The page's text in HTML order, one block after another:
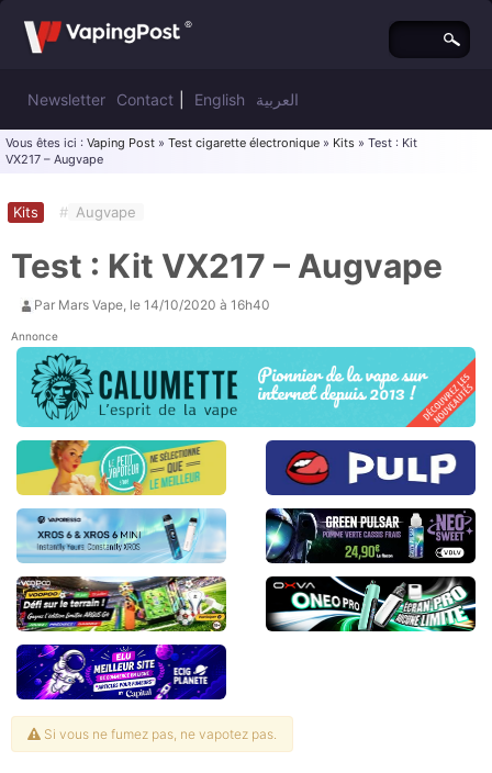
Newsletter Contact English العربية
Vous êtes ici : Vaping Post » Test cigarette électronique » Kits » Test : Kit
VX217 – Augvape
Test : Kit VX217 – Augvape
Kits # Augvape
Par Mars Vape, le 14/10/2020 à 16h40
Annonce
Si vous ne fumez pas, ne vapotez pas.